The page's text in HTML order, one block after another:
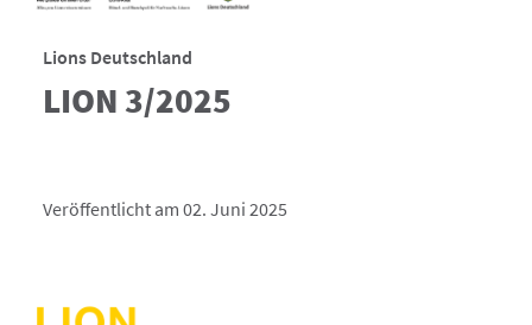
Lions Deutschland
LION 3/2025
Veröffentlicht am 02. Juni 2025